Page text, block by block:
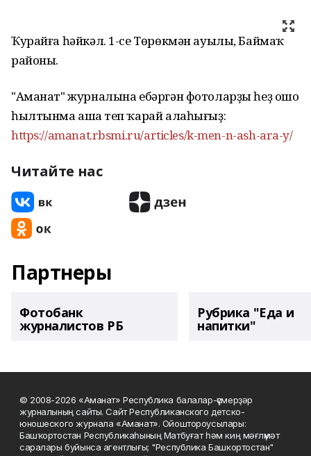
Ҡурайға һәйкәл. 1-се Төрөкмән ауылы, Баймаҡ
районы.
"Аманат" журналына ебәргән фотоларҙы һеҙ ошо
һылтынма аша үтеп ҡарай алаһығыҙ:
https://amanat.rbsmi.ru/articles/k-men-n-ash-ara-y/
Читайте нас
Партнеры
Фотобанк
журналистов РБ
Рубрика "Еда и
напитки"
© 2008-2026 «Аманат» Республика балалар-үҫмерҙәр
журналының сайты. Сайт Республиканского детско-
юношеского журнала «Аманат». Ойоштороусылары:
Башҡортостан Республикаһының Матбуғат һәм киң мәғлүмәт
саралары буйынса агентлығы; "Республика Башкортостан"